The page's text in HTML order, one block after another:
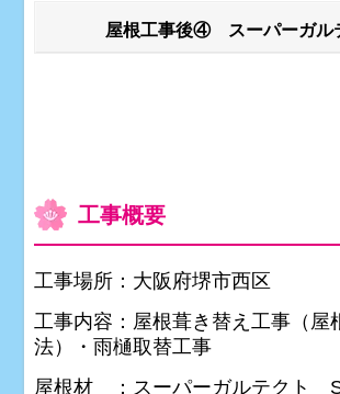
屋根工事後④ スーパーガル
工事概要
工事場所：大阪府堺市西区
工事内容：屋根葺き替え工事（屋
法）・雨樋取替工事
屋根材 ：スーパーガルテクト